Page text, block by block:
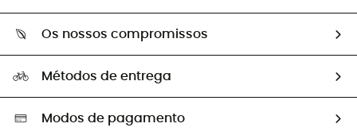
Guia de tamanhos
Trocas & Devoluções
Os nossos embaixadores
Os nossos compromissos
Seleção eco-responsável
Métodos de entrega
Modos de pagamento